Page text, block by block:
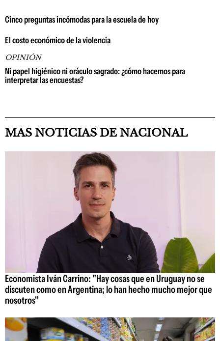
Cinco preguntas incómodas para la escuela de hoy
El costo económico de la violencia
OPINIÓN
Ni papel higiénico ni oráculo sagrado: ¿cómo hacemos para
interpretar las encuestas?
MAS NOTICIAS DE NACIONAL
Economista Iván Carrino: "Hay cosas que en Uruguay no se
discuten como en Argentina; lo han hecho mucho mejor que
nosotros"